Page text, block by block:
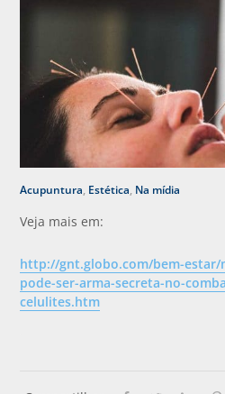
Acupuntura, Estética, Na mídia
Veja mais em:
http://gnt.globo.com/bem-
pode-ser-arma-secreta-no-
celulites.htm